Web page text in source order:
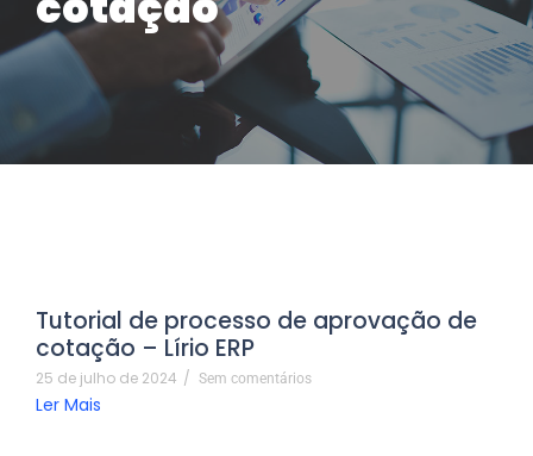
Tutorial de processo de aprovação de
cotação – Lírio ERP
25 de julho de 2024 / Sem comentários
Ler Mais